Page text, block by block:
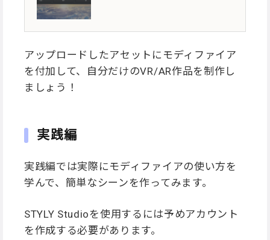
アップロードしたアセットにモディファイア
を付加して、自分だけのVR/AR作品を制作し
ましょう！
実践編
実践編では実際にモディファイアの使い方を
学んで、簡単なシーンを作ってみます。
STYLY Studioを使用するには予めアカウント
を作成する必要があります。